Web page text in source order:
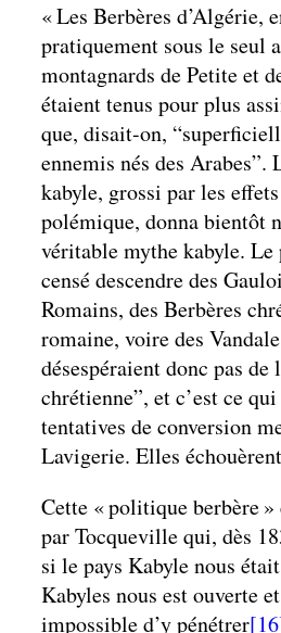
« Les Berbères d’Algérie,
pratiquement sous le seul
montagnards de Petite et
étaient tenus pour plus
que, disait-on,
ennemis nés des
kabyle, grossi par les
polémique, donna bientôt
véritable mythe kabyle.
censé descendre des
Romains, des Berbères
romaine, voire des
désespéraient donc pas
chrétienne”, et c’est ce
tentatives de conversion
Lavigerie. Elles
Cette « politique berbère
par Tocqueville qui, dès
si le pays Kabyle nous
Kabyles nous est ouverte
impossible d’y pénétrer